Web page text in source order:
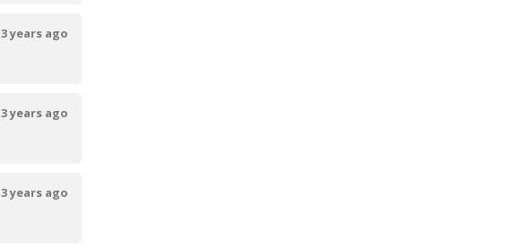
3 years ago
3 years ago
3 years ago